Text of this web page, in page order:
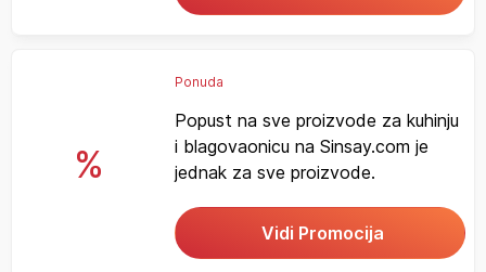
%
Ponuda
Popust na sve proizvode za kuhinju
i blagovaonicu na Sinsay.com je
jednak za sve proizvode.
Vidi Promocija